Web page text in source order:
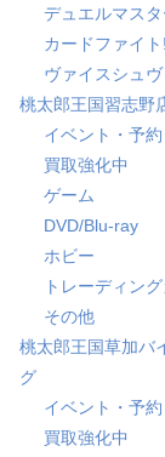
デュエルマス
カードファイ
ヴァイスシュ
桃太郎王国習志野
イベント・予
買取強化中
ゲーム
DVD/Blu-ray
ホビー
トレーディン
その他
桃太郎王国草加バ
グ
イベント・予
買取強化中